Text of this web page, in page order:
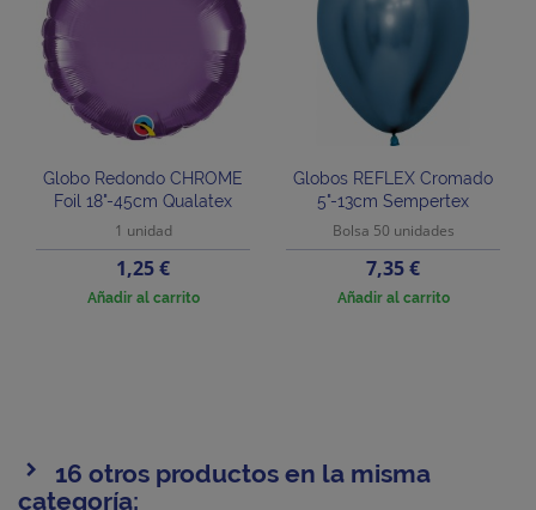
Globo Redondo CHROME
Foil 18"-45cm Qualatex
1 unidad
Precio
1,25 €
Añadir al carrito
Globos REFLEX Cromado
5"-13cm Sempertex
Bolsa 50 unidades
Precio
7,35 €
Añadir al carrito
16 otros productos en la misma
categoría: